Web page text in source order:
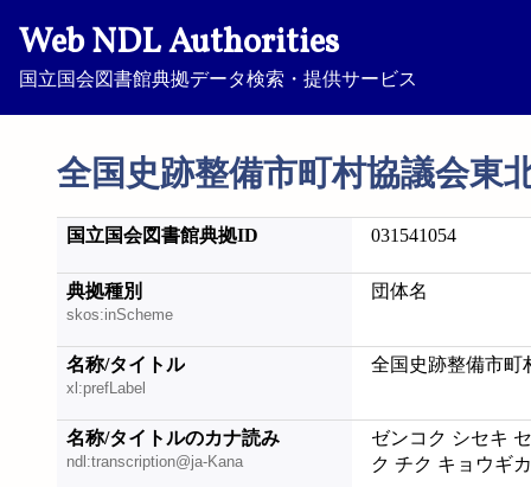
Web NDL Authorities
国立国会図書館典拠データ検索・提供サービス
全国史跡整備市町村協議会東
国立国会図書館典拠ID 031541054
典拠種別
skos:inScheme
団体名
名称/タイトル
xl:prefLabel
全国史跡整備市町
名称/タイトルのカナ読み
ndl:transcription@ja-Kana
ゼンコク シセキ
ク チク キョウギ